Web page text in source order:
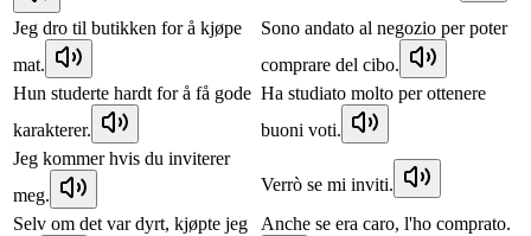
Jeg dro til butikken for å kjøpe
mat.
Sono andato al negozio per poter
comprare del cibo.
Hun studerte hardt for å få gode
karakterer.
Ha studiato molto per ottenere
buoni voti.
Jeg kommer hvis du inviterer
meg.
Verrò se mi inviti.
Selv om det var dyrt, kjøpte jeg
Anche se era caro, l'ho comprato.